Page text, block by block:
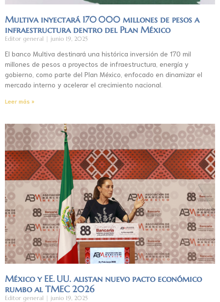
Multiva inyectará 170 000 millones de pesos a
infraestructura dentro del Plan México
Editor general junio 19, 2025
El banco Multiva destinará una histórica inversión de 170 mil
millones de pesos a proyectos de infraestructura, energía y
gobierno, como parte del Plan México, enfocado en dinamizar el
mercado interno y acelerar el crecimiento nacional.
Leer más »
México y EE. UU. alistan nuevo pacto económico
rumbo al TMEC 2026
Editor general junio 19, 2025